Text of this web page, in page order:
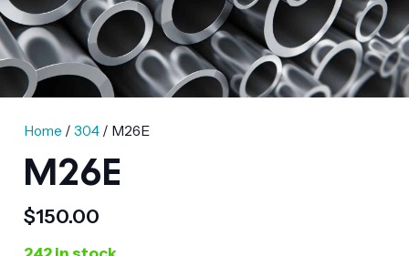
Home / 304/ M26E
M26E
$150.00